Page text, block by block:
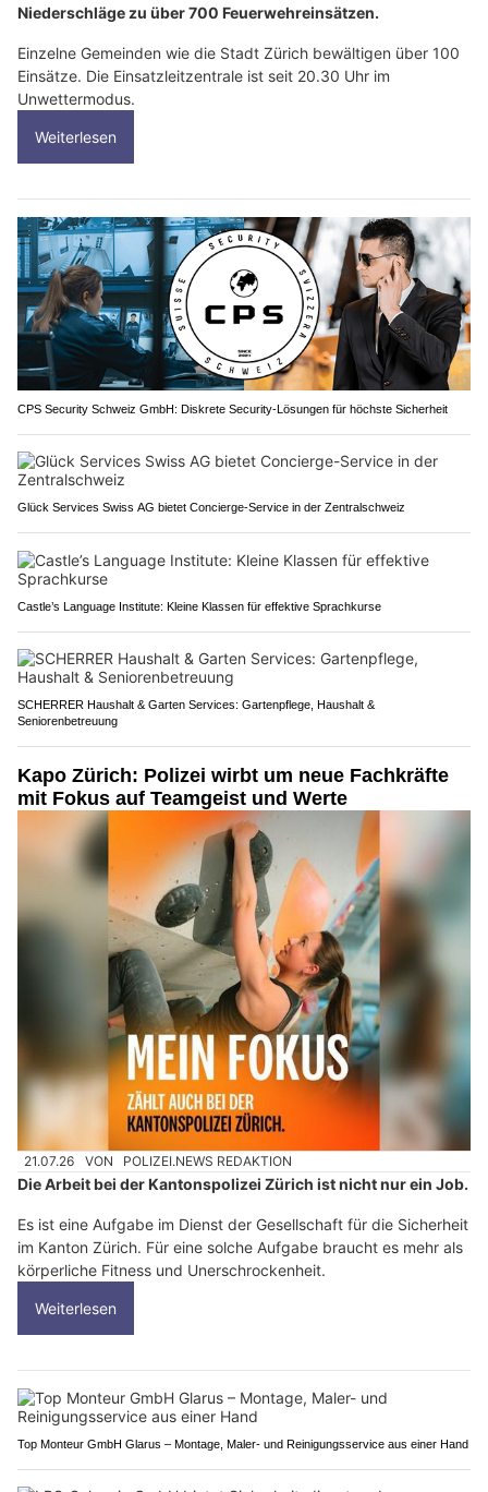
Niederschläge zu über 700 Feuerwehreinsätzen.
Einzelne Gemeinden wie die Stadt Zürich bewältigen über 100
Einsätze. Die Einsatzleitzentrale ist seit 20.30 Uhr im
Unwettermodus.
Weiterlesen
CPS Security Schweiz GmbH: Diskrete Security-Lösungen für höchste Sicherheit
Glück Services Swiss AG bietet Concierge-Service in der Zentralschweiz
Castle’s Language Institute: Kleine Klassen für effektive Sprachkurse
SCHERRER Haushalt & Garten Services: Gartenpflege, Haushalt &
Seniorenbetreuung
Kapo Zürich: Polizei wirbt um neue Fachkräfte
mit Fokus auf Teamgeist und Werte
21.07.26 VON POLIZEI.NEWS REDAKTION
Die Arbeit bei der Kantonspolizei Zürich ist nicht nur ein Job.
Es ist eine Aufgabe im Dienst der Gesellschaft für die Sicherheit
im Kanton Zürich. Für eine solche Aufgabe braucht es mehr als
körperliche Fitness und Unerschrockenheit.
Weiterlesen
Top Monteur GmbH Glarus – Montage, Maler- und Reinigungsservice aus einer Hand